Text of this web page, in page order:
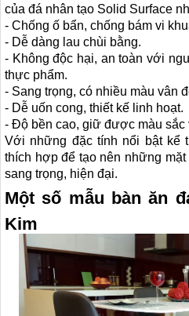
của đá nhân tạo Solid Surface
- Chống ố bẩn, chống bám vi
- Dễ dàng lau chùi bằng.
- Không độc hại, an toàn với
thực phẩm.
- Sang trọng, có nhiều màu vân
- Dễ uốn cong, thiết kế linh hoạt.
- Độ bền cao, giữ được màu sắc
Với những đặc tính nổi bật kể
thích hợp để tạo nên những
sang trọng, hiện đại.
Một số mẫu bàn ăn
Kim